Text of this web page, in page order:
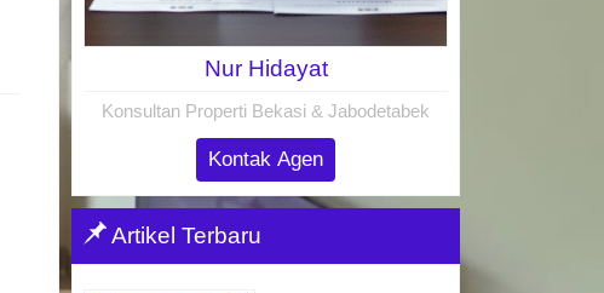
Nur Hidayat
Konsultan Properti Bekasi & Jabodetabek
Kontak Agen
Artikel Terbaru